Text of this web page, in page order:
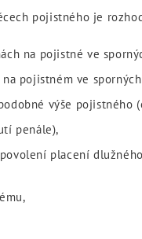
pojistného je
na pojistné ve
pojistném ve
výše
penále),
placení